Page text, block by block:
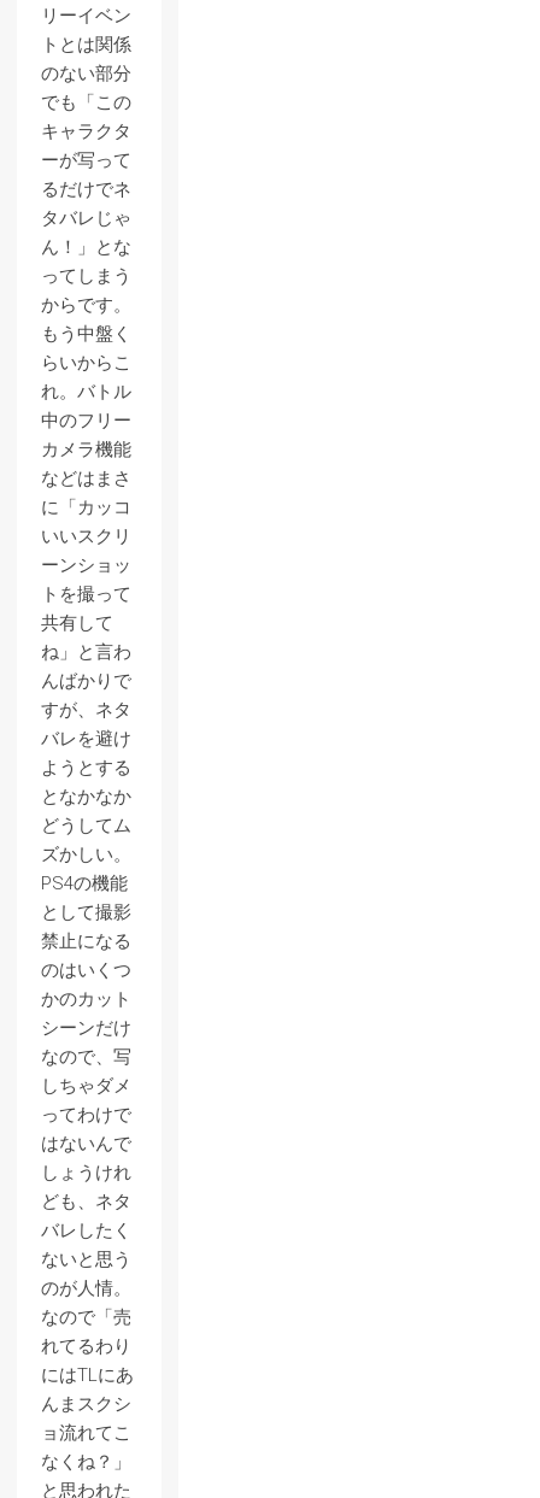
リーイベン
トとは関係
のない部分
でも「この
キャラクタ
ーが写って
るだけでネ
タバレじゃ
ん！」とな
ってしまう
からです。
もう中盤く
らいからこ
れ。バトル
中のフリー
カメラ機能
などはまさ
に「カッコ
いいスクリ
ーンショッ
トを撮って
共有して
ね」と言わ
んばかりで
すが、ネタ
バレを避け
ようとする
となかなか
どうしてム
ズかしい。
PS4の機能
として撮影
禁止になる
のはいくつ
かのカット
シーンだけ
なので、写
しちゃダメ
ってわけで
はないんで
しょうけれ
ども、ネタ
バレしたく
ないと思う
のが人情。
なので「売
れてるわり
にはTLにあ
んまスクシ
ョ流れてこ
なくね？」
と思われた